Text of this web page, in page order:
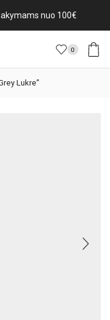
nuo 100€
0
Lukre”